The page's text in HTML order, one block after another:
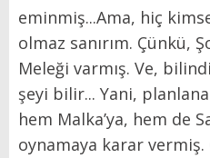
eminmiş...Ama, hiç
olmaz sanırım. Çünkü,
Meleği varmış. Ve,
şeyi bilir... Yani,
hem Malka’ya, hem de
oynamaya karar vermiş.